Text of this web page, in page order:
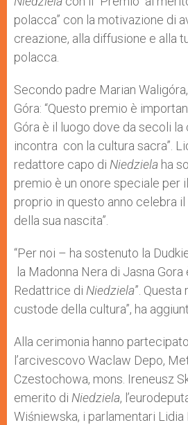
polacca” con la motivazione di
creazione, alla diffusione e alla
polacca.
Secondo padre Marian
Góra: “Questo premio è
Góra è il luogo dove da secoli
incontra con la cultura sacra”.
redattore capo di Niedziela ha
premio è un onore speciale per
proprio in questo anno celebra il
della sua nascita”.
“Per noi – ha sostenuto la
la Madonna Nera di Jasna Gora
Redattrice di Niedziela”. Questa
custode della cultura”, ha
Alla cerimonia hanno
l’arcivescovo Waclaw Depo,
Czestochowa, mons. Ireneusz
emerito di Niedziela,
Wiśniewska, i parlamentari Lidia